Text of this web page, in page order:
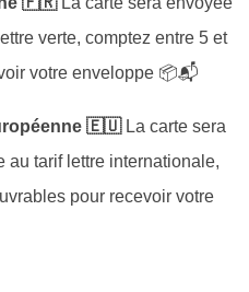
verte, comptez entre 5 et
votre enveloppe 📦📬
🇪🇺La carte sera
au tarif lettre internationale,
pour recevoir votre